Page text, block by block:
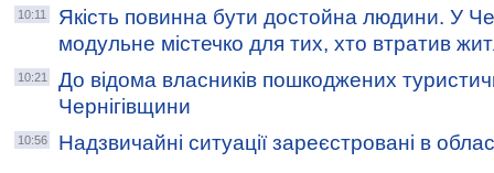
10:11
Якість повинна бути достойна людини. У
модульне містечко для тих, хто втратив
10:21
До відома власників пошкоджених
Чернігівщини
10:56
Надзвичайні ситуації зареєстровані в